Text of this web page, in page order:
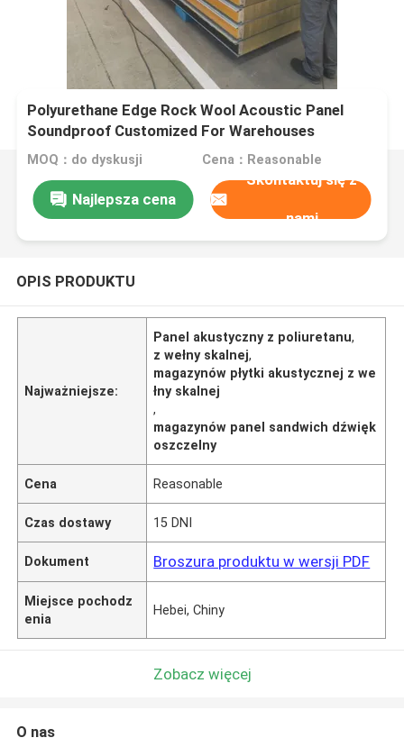
Polyurethane Edge Rock Wool Acoustic Panel
Soundproof Customized For Warehouses
MOQ：do dyskusji Cena：Reasonable
Najlepsza cena
Skontaktuj się z
nami
OPIS PRODUKTU
Najważniejsze:
Panel akustyczny z poliuretanu,
z wełny skalnej,
magazynów płytki akustycznej z we
łny skalnej
,
magazynów panel sandwich dźwięk
oszczelny
Cena Reasonable
Czas dostawy 15 DNI
Dokument Broszura produktu w wersji PDF
Miejsce pochodz
enia
Hebei, Chiny
Zobacz więcej
O nas